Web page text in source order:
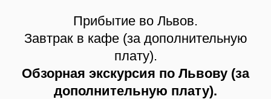
Прибытие во Львов.
Завтрак в кафе (за дополнительную
плату).
Обзорная экскурсия по Львову (за
дополнительную плату).